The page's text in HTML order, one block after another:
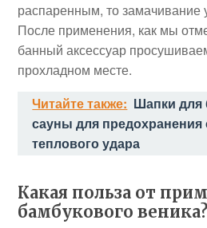
распаренным, то замачивание
После применения, как мы
банный аксессуар
прохладном месте.
Читайте также: Шапки для
сауны для предохранения
теплового удара
Какая польза от
бамбукового веника?